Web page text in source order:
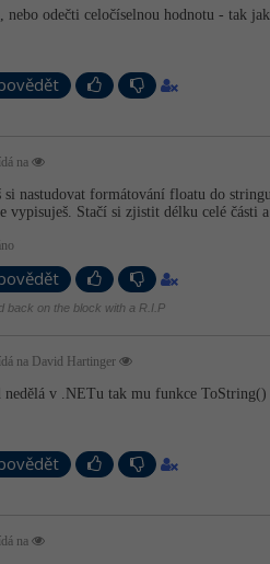
nebo odečti celočíselnou hodnotu - tak
na
si nastudovat formátování floatu do
vypisuješ. Stačí si zjistit délku celé
back on the block with a R.I.P
na David Hartinger
nedělá v .NETu tak mu funkce ToString()
na